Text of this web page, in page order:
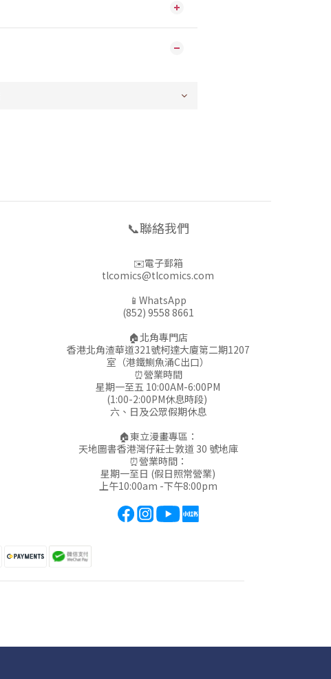
📞聯絡我們
✉️電子郵箱
tlcomics@tlcomics.com
📱WhatsApp
(852) 9558 8661
🏠北角專門店
香港北角渣華道321號柯達大廈第二期1207
室（港鐵鰂魚涌C出口）
⏰營業時間
星期一至五 10:00AM-6:00PM
(1:00-2:00PM休息時段)
六、日及公眾假期休息
🏠東立漫畫專區：
天地圖書香港灣仔莊士敦道 30 號地庫
⏰營業時間：
星期一至日 (假日照常營業)
上午10:00am -下午8:00pm